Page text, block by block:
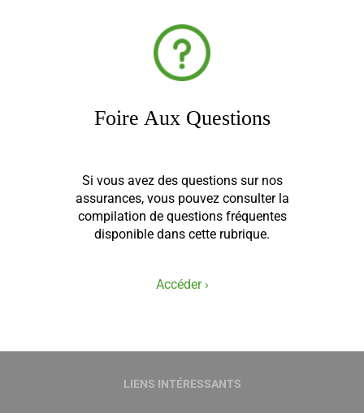
Foire Aux Questions
Si vous avez des questions sur nos
assurances, vous pouvez consulter la
compilation de questions fréquentes
disponible dans cette rubrique.
Accéder ›
LIENS INTÉRESSANTS